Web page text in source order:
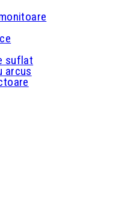
suflat
arcus